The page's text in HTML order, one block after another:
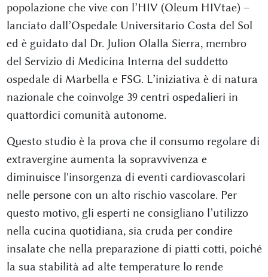
popolazione che vive con l’HIV (Oleum HIVtae) –
lanciato dall’Ospedale Universitario Costa del Sol
ed è guidato dal Dr. Julion Olalla Sierra, membro
del Servizio di Medicina Interna del suddetto
ospedale di Marbella e FSG. L’iniziativa è di natura
nazionale che coinvolge 39 centri ospedalieri in
quattordici comunità autonome.
Questo studio è la prova che il consumo regolare di
extravergine aumenta la sopravvivenza e
diminuisce l'insorgenza di eventi cardiovascolari
nelle persone con un alto rischio vascolare. Per
questo motivo, gli esperti ne consigliano l’utilizzo
nella cucina quotidiana, sia cruda per condire
insalate che nella preparazione di piatti cotti, poiché
la sua stabilità ad alte temperature lo rende